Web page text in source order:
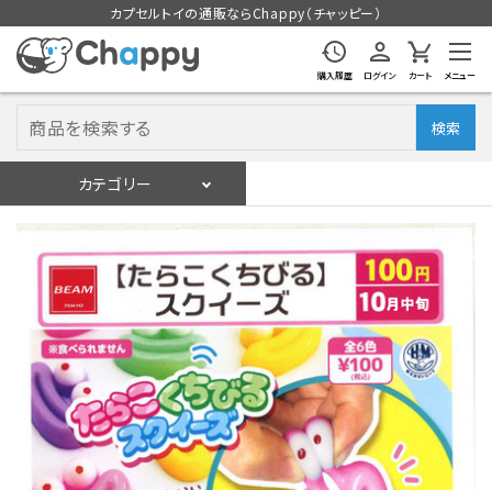
カプセルトイの通販ならChappy（チャッピー）
購入履歴 ログイン カート メニュー
検索
カテゴリー
ログイン 会員登録
入荷スケジュールをチェック
カプセルトイマシン本体
カプセルトイ
販促用空カプセル